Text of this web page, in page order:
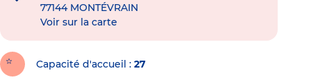
77144 MONTÉVRAIN
Voir sur la carte
Capacité d'accueil 27